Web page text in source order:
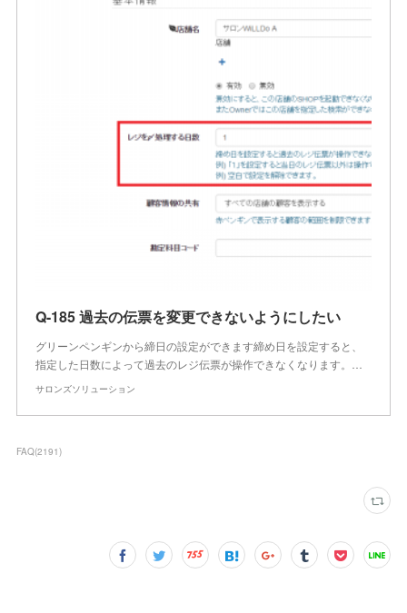
Q-185 過去の伝票を変更できないようにしたい
グリーンペンギンから締日の設定ができます締め日を設定すると、
指定した日数によって過去のレジ伝票が操作できなくなります。…
サロンズソリューション
FAQ(2191)